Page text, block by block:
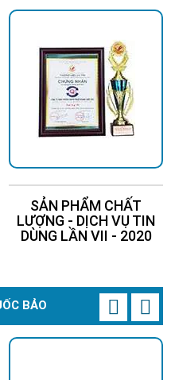
SẢN PHẨM CHẤT
LƯỢNG - DỊCH VỤ TIN
DÙNG LẦN VII - 2020
BẢO